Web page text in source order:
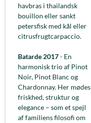
havbras i thailandsk
bouillon eller sankt
petersfisk med kål eller
citrusfrugtcarpaccio.
Batarde 2017- En
harmonisk trio af Pinot
Noir, Pinot Blanc og
Chardonnay. Her mødes
friskhed, struktur og
elegance – som et spejl
af familiens filosofi om